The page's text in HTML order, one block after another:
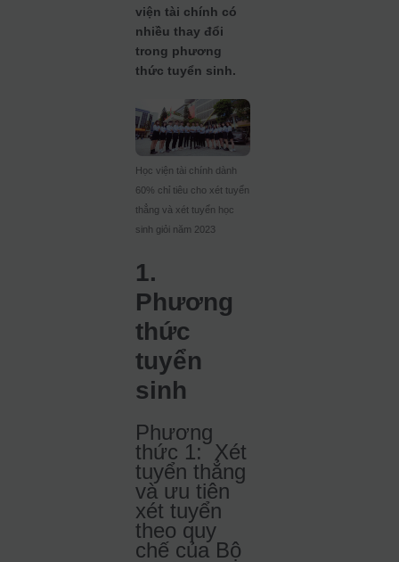
viện tài chính có
nhiều thay đổi
trong phương
thức tuyển sinh.
Học viện tài chính dành
60% chỉ tiêu cho xét tuyển
thẳng và xét tuyển học
sinh giỏi năm 2023
1.
Phương
thức
tuyển
sinh
Phương
thức 1:Xét
tuyển thẳng
và ưu tiên
xét tuyển
theo quy
chế của Bộ